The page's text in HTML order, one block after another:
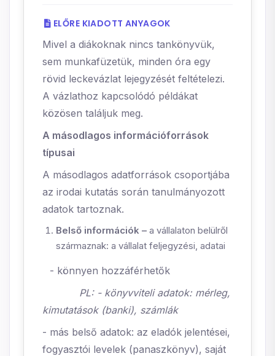
ELŐRE KIADOTT ANYAGOK
Mivel a diákoknak nincs tankönyvük,
sem munkafüzetük, minden óra egy
rövid leckevázlat lejegyzését feltételezi.
A vázlathoz kapcsolódó példákat
közösen találjuk meg.
A másodlagos információforrások
típusai
A másodlagos adatforrások csoportjába
az irodai kutatás során tanulmányozott
adatok tartoznak.
Belső információk – a vállalaton belülről
származnak: a vállalat feljegyzési, adatai
- könnyen hozzáférhetők
PL: - könyvviteli adatok: mérleg,
kimutatások (banki), számlák
- más belső adatok: az eladók jelentései,
fogyasztói levelek (panaszkönyv), saját